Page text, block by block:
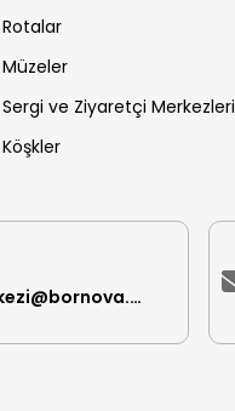
Rotalar
Müzeler
Sergi ve Ziyaretçi Merkezleri
Köşkler
iletisimmerkezi@bornova.bel.tr